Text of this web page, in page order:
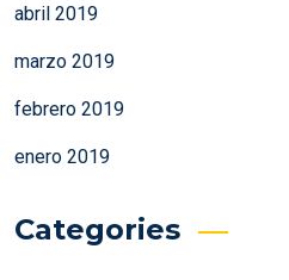
abril 2019
marzo 2019
febrero 2019
enero 2019
Categories